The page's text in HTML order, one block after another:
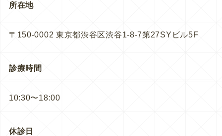
所在地
〒150-0002 東京都渋谷区渋谷1-8-7第27SYビル5F
診療時間
10:30〜18:00
休診日